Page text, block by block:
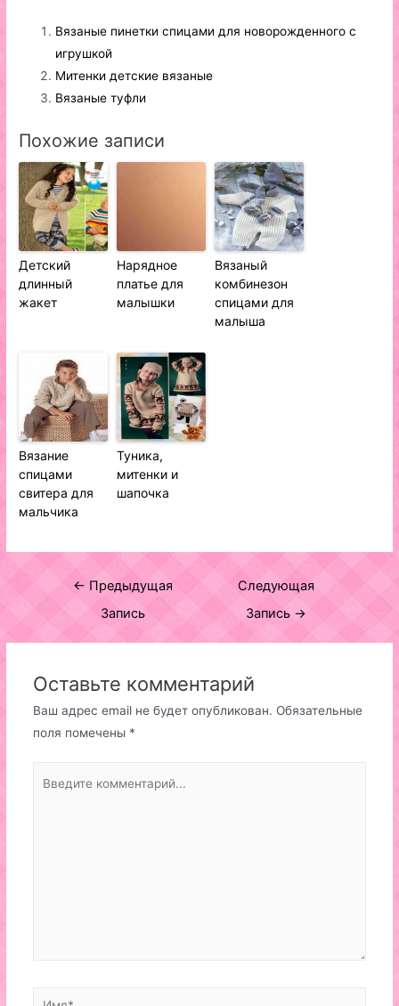
Вязаные пинетки спицами для новорожденного с
игрушкой
Митенки детские вязаные
Вязаные туфли
Похожие записи
Детский
длинный
жакет
Нарядное
платье для
малышки
Вязаный
комбинезон
спицами для
малыша
Вязание
спицами
свитера для
мальчика
Туника,
митенки и
шапочка
Навигация
← Предыдущая
Запись
Следующая
Запись →
Оставьте комментарий
Ваш адрес email не будет опубликован. Обязательные
поля помечены *
комментарий...
Имя*